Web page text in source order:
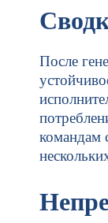
После
командам